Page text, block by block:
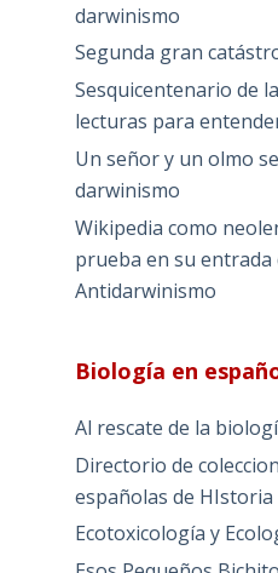
darwinismo
Segunda gran
Sesquicentenario de
lecturas para
Un señor y un olmo
darwinismo
Wikipedia como
prueba en su entrada
Antidarwinismo
Biología en
Al rescate de la
Directorio de
españolas de
Ecotoxicología y